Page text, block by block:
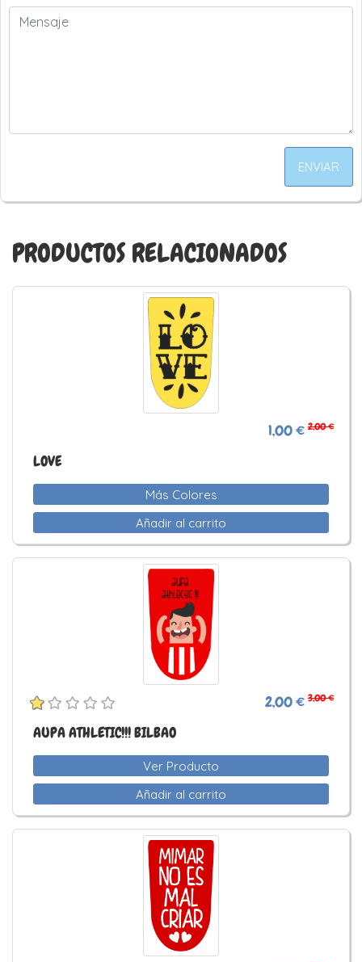
ENVIAR
PRODUCTOS RELACIONADOS
1,00 € 2,00 €
LOVE
Más Colores
Añadir al carrito
2,00 € 3,00 €
AUPA ATHLETIC!!! BILBAO
Ver Producto
Añadir al carrito